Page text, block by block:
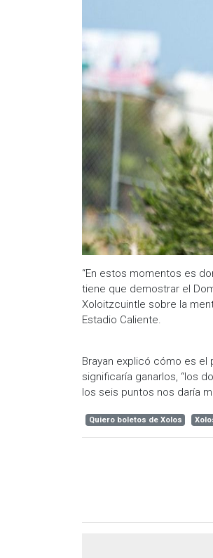
“En estos momentos es
tiene que demostrar el
Xoloitzcuintle sobre la
Estadio Caliente.
Brayan explicó cómo es el
significaría ganarlos, “los
los seis puntos nos daría
Quiero boletos de Xolos